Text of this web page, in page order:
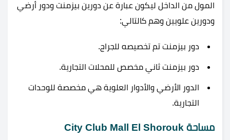
المول من الداخل ليكون عبارة عن دورين بيزمنت ودور أرضي
ودورين علويين وهم كالتالي:
دور بيزمنت تم تخصيصه للجراج.
دور بيزمنت ثاني مخصص للمحلات التجارية.
الدور الأرضي والأدوار العلوية هي مخصصة للوحدات
التجارية.
مساحة City Club Mall El Shorouk